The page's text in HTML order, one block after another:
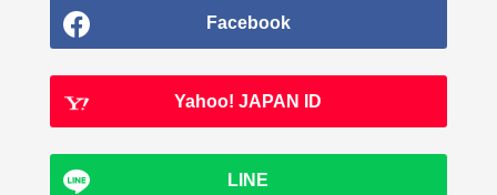
Facebook
Yahoo! JAPAN ID
LINE